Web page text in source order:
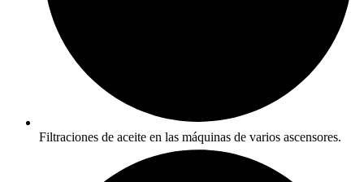
Filtraciones de aceite en las máquinas de varios ascensores.